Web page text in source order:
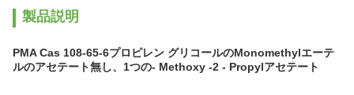
製品説明
PMA Cas 108-65-6プロピレン グリコールのMonomethylエーテ
ルのアセテート無し、1つの- Methoxy -2 - Propylアセテート